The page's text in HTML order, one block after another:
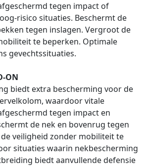
tegen impact of
risico situaties. Beschermt de
tegen inslagen. Vergroot de
te beperken. Optimale
gevechtssituaties.
ON
biedt extra bescherming voor de
waardoor vitale
tegen impact en
de nek en bovenrug tegen
veiligheid zonder mobiliteit te
situaties waarin nekbescherming
biedt aanvullende defensie